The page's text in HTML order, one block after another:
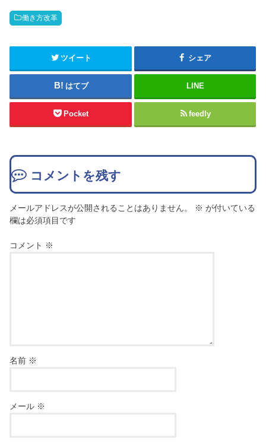
働き方改革
ツイート シェア
はてブ LINE
Pocket feedly
コメントを残す
メールアドレスが公開されることはありません。 ※ が付いている
欄は必須項目です
コメント ※
名前 ※
メール ※